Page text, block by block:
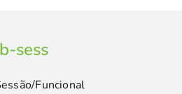
sess
Funcional